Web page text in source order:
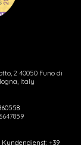
2 40050 Funo di
Italy
Kundendienst: +39